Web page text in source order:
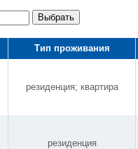
Выбрать
Тип проживания
резиденция; квартира
резиденция